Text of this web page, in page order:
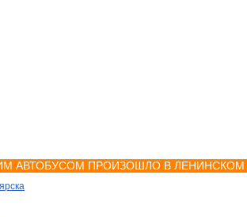
АВТОБУСОМ ПРОИЗОШЛО В ЛЕНИНСКОМ